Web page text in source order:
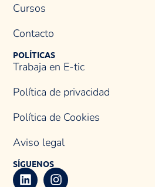
Cursos
Contacto
POLÍTICAS
Trabaja en E-tic
Política de privacidad
Política de Cookies
Aviso legal
SÍGUENOS